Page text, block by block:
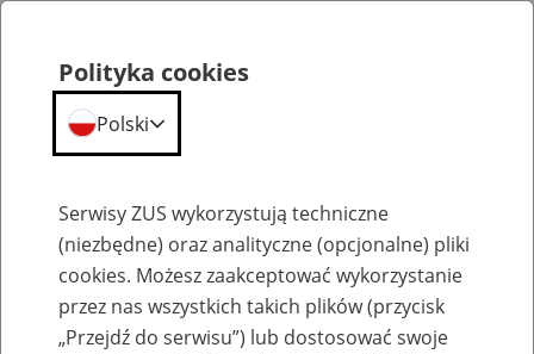
Szkolenia
Polityka cookies
Polski
Serwisy ZUS wykorzystują techniczne
(niezbędne) oraz analityczne (opcjonalne) pliki
cookies. Możesz zaakceptować wykorzystanie
przez nas wszystkich takich plików (przycisk
„Przejdź do serwisu”) lub dostosować swoje